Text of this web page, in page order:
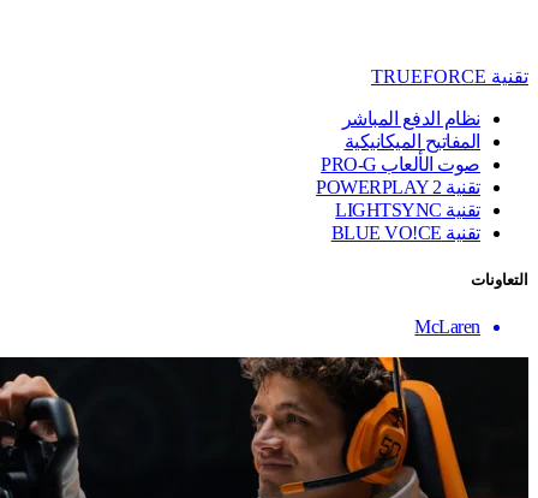
تقنية TRUEFORCE
نظام الدفع المباشر
المفاتيح الميكانيكية
صوت الألعاب PRO-G
تقنية ‏POWERPLAY 2
تقنية LIGHTSYNC
تقنية BLUE VO!CE
التعاونات
McLaren